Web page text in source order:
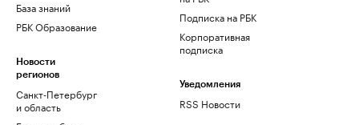
База знаний
РБК Образование
Новости
регионов
Санкт-Петербург
и область
Подписка на РБК
Корпоративная
подписка
Уведомления
RSS Новости